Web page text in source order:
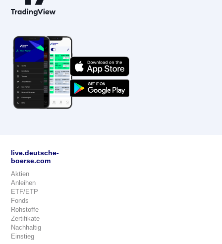
live.deutsche-
boerse.com
Aktien
Anleihen
ETF/ETP
Fonds
Rohstoffe
Zertifikate
Nachhaltig
Einstieg